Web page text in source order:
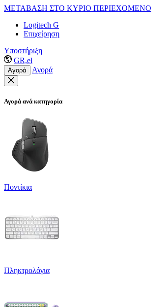
ΜΕΤΑΒΑΣΗ ΣΤΟ ΚΥΡΙΟ ΠΕΡΙΕΧΟΜΕΝΟ
Logitech G
Επιχείρηση
Υποστήριξη
GR,el
Αγορά Αγορά
Αγορά ανά κατηγορία
Ποντίκια
Πληκτρολόγια